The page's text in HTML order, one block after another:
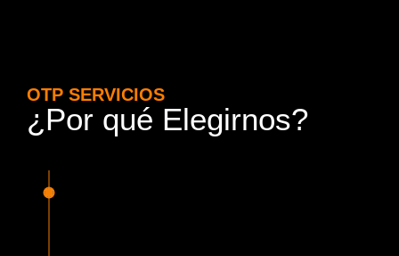
OTP SERVICIOS
¿Por qué Elegirnos?